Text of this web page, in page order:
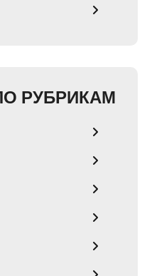
РУБРИКАМ